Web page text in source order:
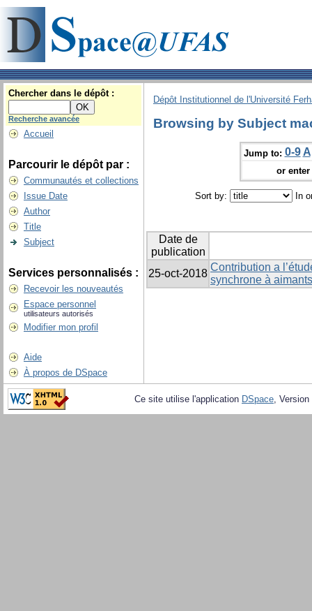
Chercher dans le dépôt :
Recherche avancée
Accueil
Parcourir le dépôt par :
Communautés et collections
Issue Date
Author
Title
Subject
Services personnalisés :
Recevoir les nouveautés
Espace personnel
utilisateurs autorisés
Modifier mon profil
Aide
À propos de DSpace
Dépôt Institutionnel de l'Université
Browsing by Subject
Jump to: 0-9 A
or
Sort by: In
Date de
publication
25-oct-2018
Contribution a
synchrone à
Ce site utilise l'application DSpace,